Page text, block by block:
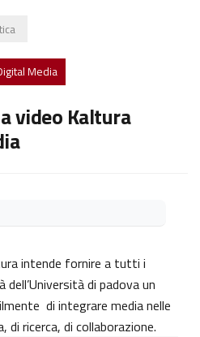
Media
video Kaltura
intende fornire a tutti i
di padova un
di integrare media nelle
ricerca, di collaborazione.